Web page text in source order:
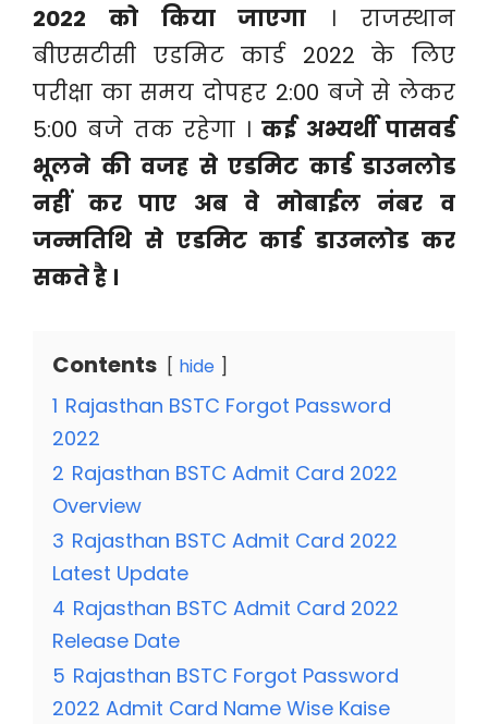
2022 को किया जाएगा । राजस्थान
बीएसटीसी एडमिट कार्ड 2022 के लिए
परीक्षा का समय दोपहर 2:00 बजे से लेकर
5:00 बजे तक रहेगा ।कई अभ्यर्थी पासवर्ड
भूलने की वजह से एडमिट कार्ड डाउनलोड
नहीं कर पाए अब वे मोबाईल नंबर व
जन्मतिथि से एडमिट कार्ड डाउनलोड कर
सकते है ।
Contents hide
1 Rajasthan BSTC Forgot Password
2022
2 Rajasthan BSTC Admit Card 2022
Overview
3 Rajasthan BSTC Admit Card 2022
Latest Update
4 Rajasthan BSTC Admit Card 2022
Release Date
5 Rajasthan BSTC Forgot Password
2022 Admit Card Name Wise Kaise